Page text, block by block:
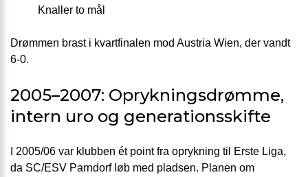
Knaller to mål
Drømmen brast i kvartfinalen mod Austria Wien, der vandt
6-0.
2005–2007: Oprykningsdrømme,
intern uro og generationsskifte
I 2005/06 var klubben ét point fra oprykning til Erste Liga,
da SC/ESV Parndorf løb med pladsen. Planen om